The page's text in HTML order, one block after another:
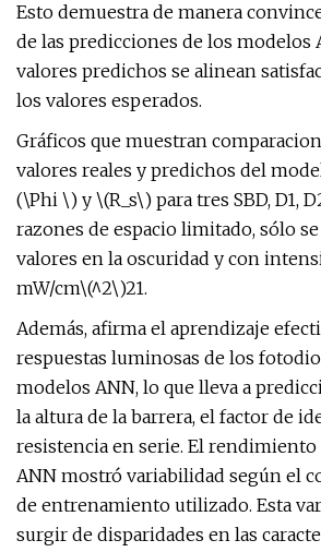
Esto demuestra de manera
de las predicciones de los modelos
valores predichos se alinean
los valores esperados.
Gráficos que muestran
valores reales y predichos del
(\Phi \) y \(R_s\) para tres SBD, D1,
razones de espacio limitado, sólo
valores en la oscuridad y con
mW/cm\(^2\)21.
Además, afirma el aprendizaje
respuestas luminosas de los
modelos ANN, lo que lleva a
la altura de la barrera, el factor de
resistencia en serie. El
ANN mostró variabilidad según el
de entrenamiento utilizado. Esta
surgir de disparidades en las